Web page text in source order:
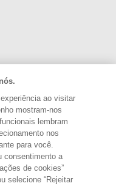
ao visitar
mostram-nos
lembram
nos
para você.
consentimento a
de cookies”
selecione “Rejeitar